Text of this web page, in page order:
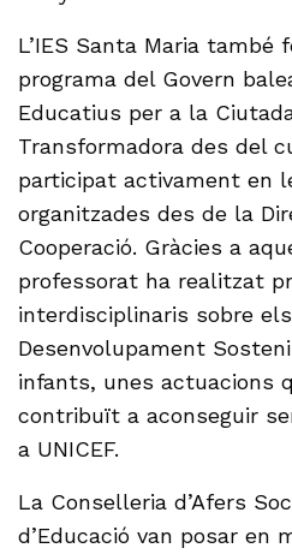
L’IES Santa Maria també
programa del Govern
Educatius per a la
Transformadora des del
participat activament en
organitzades des de la
Cooperació. Gràcies a
professorat ha realitzat
interdisciplinaris sobre
Desenvolupament
infants, unes actuacions
contribuït a aconseguir
a UNICEF.
La Conselleria d’Afers
d’Educació van posar en